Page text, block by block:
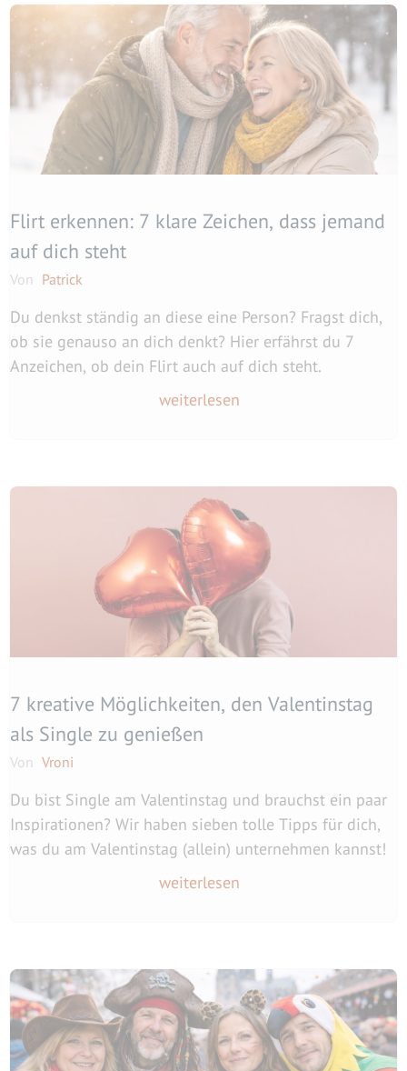
Flirt erkennen: 7 klare Zeichen, dass jemand
auf dich steht
Von Patrick
Du denkst ständig an diese eine Person? Fragst dich,
ob sie genauso an dich denkt? Hier erfährst du 7
Anzeichen, ob dein Flirt auch auf dich steht.
weiterlesen
7 kreative Möglichkeiten, den Valentinstag
als Single zu genießen
Von Vroni
Du bist Single am Valentinstag und brauchst ein paar
Inspirationen? Wir haben sieben tolle Tipps für dich,
was du am Valentinstag (allein) unternehmen kannst!
weiterlesen